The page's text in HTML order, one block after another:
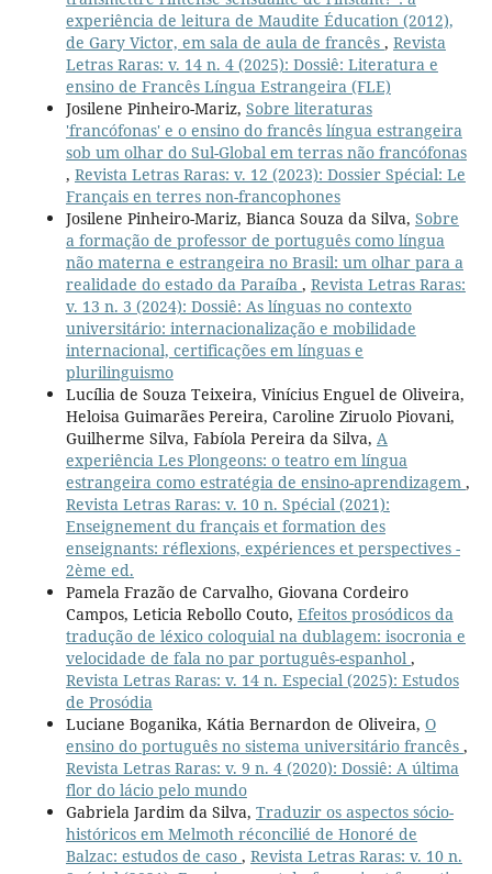
experiência de leitura de Maudite Éducation (2012),
de Gary Victor, em sala de aula de francês , Revista
Letras Raras: v. 14 n. 4 (2025): Dossiê: Literatura e
ensino de Francês Língua Estrangeira (FLE)
Josilene Pinheiro-Mariz, Sobre literaturas
'francófonas' e o ensino do francês língua estrangeira
sob um olhar do Sul-Global em terras não francófonas
, Revista Letras Raras: v. 12 (2023): Dossier Spécial: Le
Français en terres non-francophones
Josilene Pinheiro-Mariz, Bianca Souza da Silva, Sobre
a formação de professor de português como língua
não materna e estrangeira no Brasil: um olhar para a
realidade do estado da Paraíba , Revista Letras Raras:
v. 13 n. 3 (2024): Dossiê: As línguas no contexto
universitário: internacionalização e mobilidade
internacional, certificações em línguas e
plurilinguismo
Lucília de Souza Teixeira, Vinícius Enguel de Oliveira,
Heloisa Guimarães Pereira, Caroline Ziruolo Piovani,
Guilherme Silva, Fabíola Pereira da Silva, A
experiência Les Plongeons: o teatro em língua
estrangeira como estratégia de ensino-aprendizagem ,
Revista Letras Raras: v. 10 n. Spécial (2021):
Enseignement du français et formation des
enseignants: réflexions, expériences et perspectives -
2ème ed.
Pamela Frazão de Carvalho, Giovana Cordeiro
Campos, Leticia Rebollo Couto, Efeitos prosódicos da
tradução de léxico coloquial na dublagem: isocronia e
velocidade de fala no par português-espanhol ,
Revista Letras Raras: v. 14 n. Especial (2025): Estudos
de Prosódia
Luciane Boganika, Kátia Bernardon de Oliveira, O
ensino do português no sistema universitário francês ,
Revista Letras Raras: v. 9 n. 4 (2020): Dossiê: A última
flor do lácio pelo mundo
Gabriela Jardim da Silva, Traduzir os aspectos sócio-
históricos em Melmoth réconcilié de Honoré de
Balzac: estudos de caso , Revista Letras Raras: v. 10 n.